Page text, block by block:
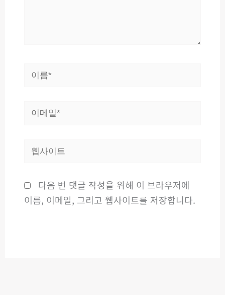
이
이
웹
트
다음 번 댓글 작성을 위해 이 브라우저에
이름, 이메일, 그리고 웹사이트를 저장합니다.